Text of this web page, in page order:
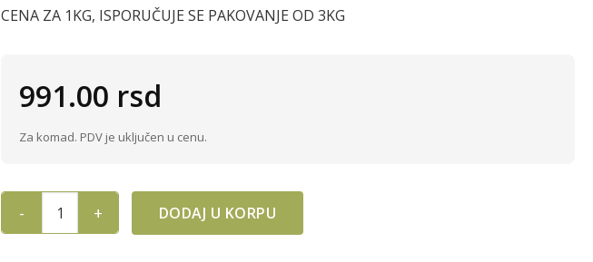
CENA ZA 1KG, ISPORUČUJE SE PAKOVANJE OD 3KG
991.00 rsd
Za komad. PDV je uključen u cenu.
BASKET INTE. PLOČICE SA OVSOM 3/1 quantity
DODAJ U KORPU